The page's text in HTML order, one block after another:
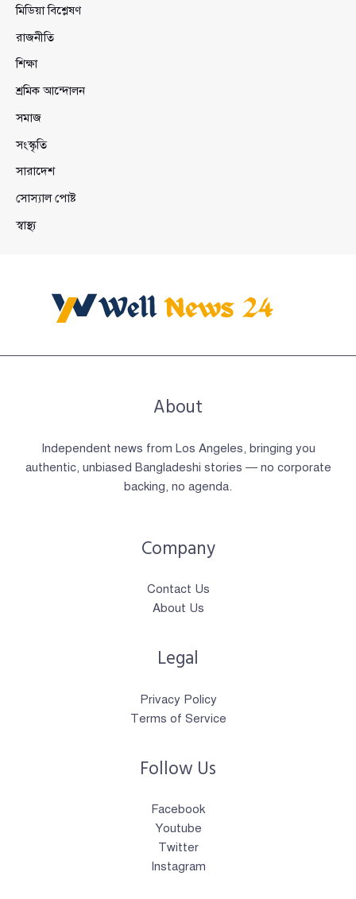
মিডিয়া বিশ্লেষণ
রাজনীতি
শিক্ষা
শ্রমিক আন্দোলন
সমাজ
সংস্কৃতি
সারাদেশ
সোস্যাল পোষ্ট
স্বাস্থ্য
About
Independent news from Los Angeles, bringing you
authentic, unbiased Bangladeshi stories — no corporate
backing, no agenda.
Company
Contact Us
About Us
Legal
Privacy Policy
Terms of Service
Follow Us
Facebook
Youtube
Twitter
Instagram